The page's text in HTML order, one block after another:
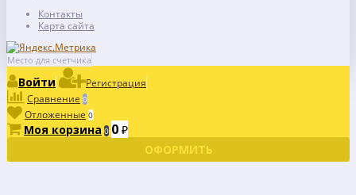
Контакты
Карта сайта
Место для счетчика
Войти
Регистрация
Сравнение 0
Отложенные 0
Моя корзина 0 0 ₽
ОФОРМИТЬ